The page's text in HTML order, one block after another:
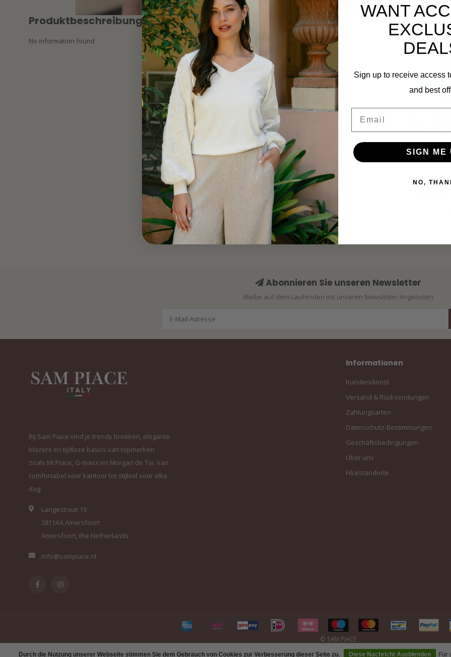
Produktbeschreibung
No information found
Travel
Durch die Nutzung unserer Webseite stimmen Sie dem Gebrauch von Cookies zur Verbesserung dieser Seite zu. Diese Nachricht Ausblenden Für
Abonnieren Sie unseren Newsletter
Bleibe auf dem Laufenden mit unseren Newsletter-Angeboten
Bij Sam Piace vind je trendy broeken, elegante
blazers en tijdloze basics van topmerken
zoals Mi Piace, G-maxx en Morgan de Toi. Van
comfortabel voor kantoor tot stijlvol voor elke
dag.
Langestraat 19
3811AA Amersfoort
Amersfoort, the Netherlands
info@sampiace.nl
Informationen
Kundendienst
Versand & Rücksendungen
Zahlungsarten
Datenschutz-Bestimmungen
Geschäftsbedingungen
Über uns
Filialstandorte
WANT
Sign up to receive access
and best
SIGN ME
NO,